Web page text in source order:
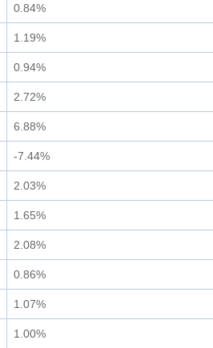
0.84%
1.19%
0.94%
2.72%
6.88%
-7.44%
2.03%
1.65%
2.08%
0.86%
1.07%
1.00%